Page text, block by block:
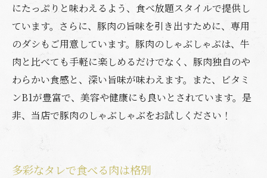
にたっぷりと味わえるよう、食べ放題スタイルで提供し
ています。さらに、豚肉の旨味を引き出すために、専用
のダシもご用意しています。豚肉のしゃぶしゃぶは、牛
肉と比べても手軽に楽しめるだけでなく、豚肉独自のや
わらかい食感と、深い旨味が味わえます。また、ビタミ
ンB1が豊富で、美容や健康にも良いとされています。是
非、当店で豚肉のしゃぶしゃぶをお試しください！
多彩なタレで食べる肉は格別